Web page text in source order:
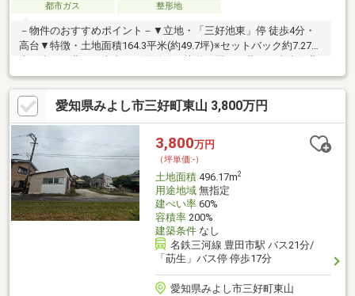
都市ガス
整形地
－物件のおすすめポイント－▼立地・「三好池東」停 徒歩4分・
高台▼特徴・土地面積164.3平米(約49.7坪)※セットバック約7.27平
に7m以上・建築条件付宅地販売ではありません・お好きなハウス
メーカー・工務店で建築可能・現況は更地▼周辺環境・みよし市
立天王小学校 徒歩18分(約1400m)※市街化調整区域。但し、愛知
県開発審査会基準第17号の規定により建築物の(再)建築可。■ ご
希望の住まい探しをお手伝いします ━━━━━・・・物件の詳
細・ご相談はお気軽にお問い合わせください。
愛知県みよし市三好町東山 3,800万円
3,800万円
（坪単価:-）
土地面積496.17m2
用途地域無指定
建ぺい率60%
容積率200%
建築条件なし
名鉄三河線 豊田市駅 バス21分/
「莇生」バス停 停歩17分
愛知県みよし市三好町東山